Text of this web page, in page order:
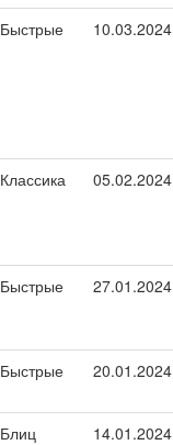
Быстрые 10.03.2024
Классика 05.02.2024
Быстрые 27.01.2024
Быстрые 20.01.2024
Блиц 14.01.2024